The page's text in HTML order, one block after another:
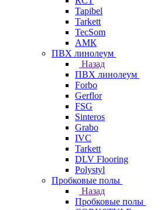
Tapibel
Tarkett
TecSom
АМК
ПВХ линолеум
Назад
ПВХ линолеум
Forbo
Gerflor
FSG
Sinteros
Grabo
IVC
Tarkett
DLV Flooring
Polystyl
Пробковые полы
Назад
Пробковые полы